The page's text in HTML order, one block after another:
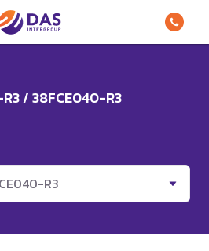
/ 38FCE040-R3
R3